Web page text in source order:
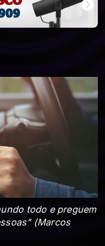
todo e preguem
(Marcos